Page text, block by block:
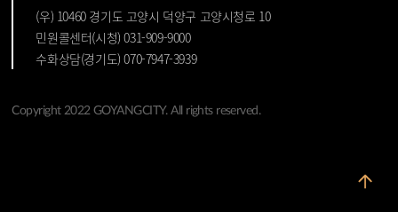
(우) 10460 경기도 고양시 덕양구 고양시청로 10
민원콜센터(시청) 031-909-9000
수화상담(경기도) 070-7947-3939
Copyright 2022 GOYANGCITY. All rights reserved.